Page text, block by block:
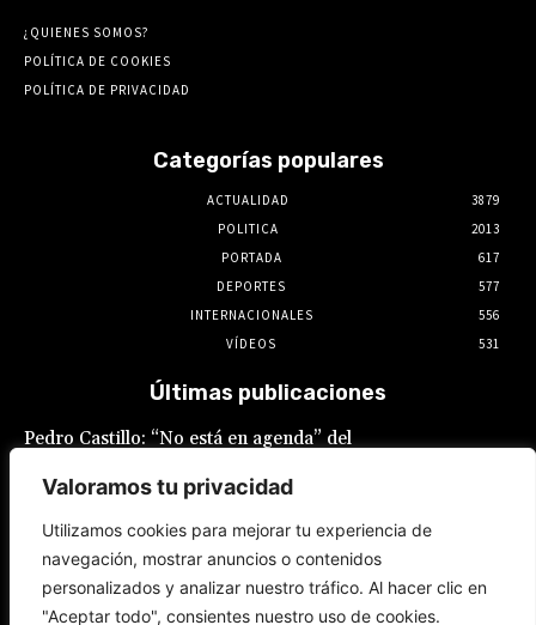
Valoramos tu privacidad
Utilizamos cookies para mejorar tu experiencia de
navegación, mostrar anuncios o contenidos
personalizados y analizar nuestro tráfico. Al hacer clic en
"Aceptar todo", consientes nuestro uso de cookies.
¿QUIENES SOMOS?
POLÍTICA DE COOKIES
POLÍTICA DE PRIVACIDAD
Categorías populares
ACTUALIDAD
3879
POLITICA
2013
PORTADA
617
DEPORTES
577
INTERNACIONALES
556
VÍDEOS
531
Últimas publicaciones
Pedro Castillo: “No está en agenda” del
Luis Galarreta
Keiko Fujimori ofrece «escudo total» a la
Policía Nacional en la lucha contra la
delincuencia